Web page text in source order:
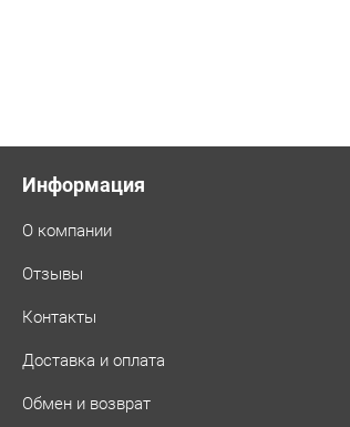
Информация
О компании
Отзывы
Контакты
Доставка и оплата
Обмен и возврат